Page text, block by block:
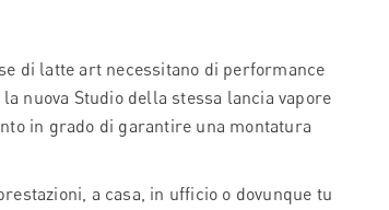
di latte art necessitano di performance
nuova Studio della stessa lancia vapore
in grado di garantire una montatura
a casa, in ufficio o dovunque tu